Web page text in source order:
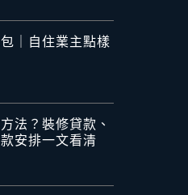
｜自住業主點樣
法？裝修貸款、
安排一文看清